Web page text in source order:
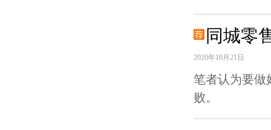
同城零
2020年10月21日
笔者认为要做
败。